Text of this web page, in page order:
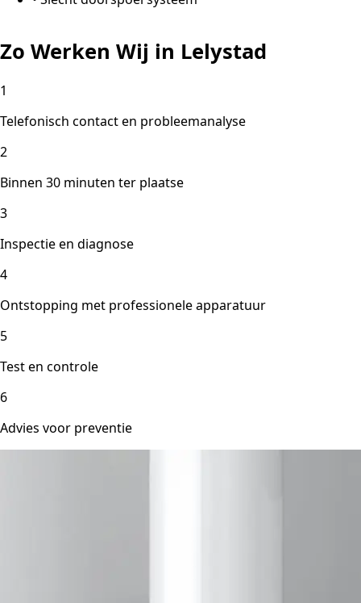
Zo Werken Wij in Lelystad
1
Telefonisch contact en probleemanalyse
2
Binnen 30 minuten ter plaatse
3
Inspectie en diagnose
4
Ontstopping met professionele apparatuur
5
Test en controle
6
Advies voor preventie